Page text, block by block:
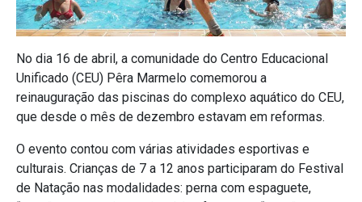
No dia 16 de abril, a comunidade do Centro Educacional
Unificado (CEU) Pêra Marmelo comemorou a
reinauguração das piscinas do complexo aquático do CEU,
que desde o mês de dezembro estavam em reformas.
O evento contou com várias atividades esportivas e
culturais. Crianças de 7 a 12 anos participaram do Festival
de Natação nas modalidades: perna com espaguete,